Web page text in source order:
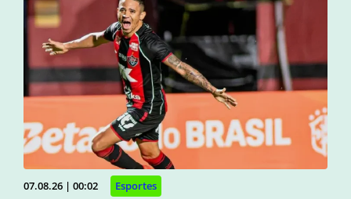
07.08.26 | 00:02 Esportes